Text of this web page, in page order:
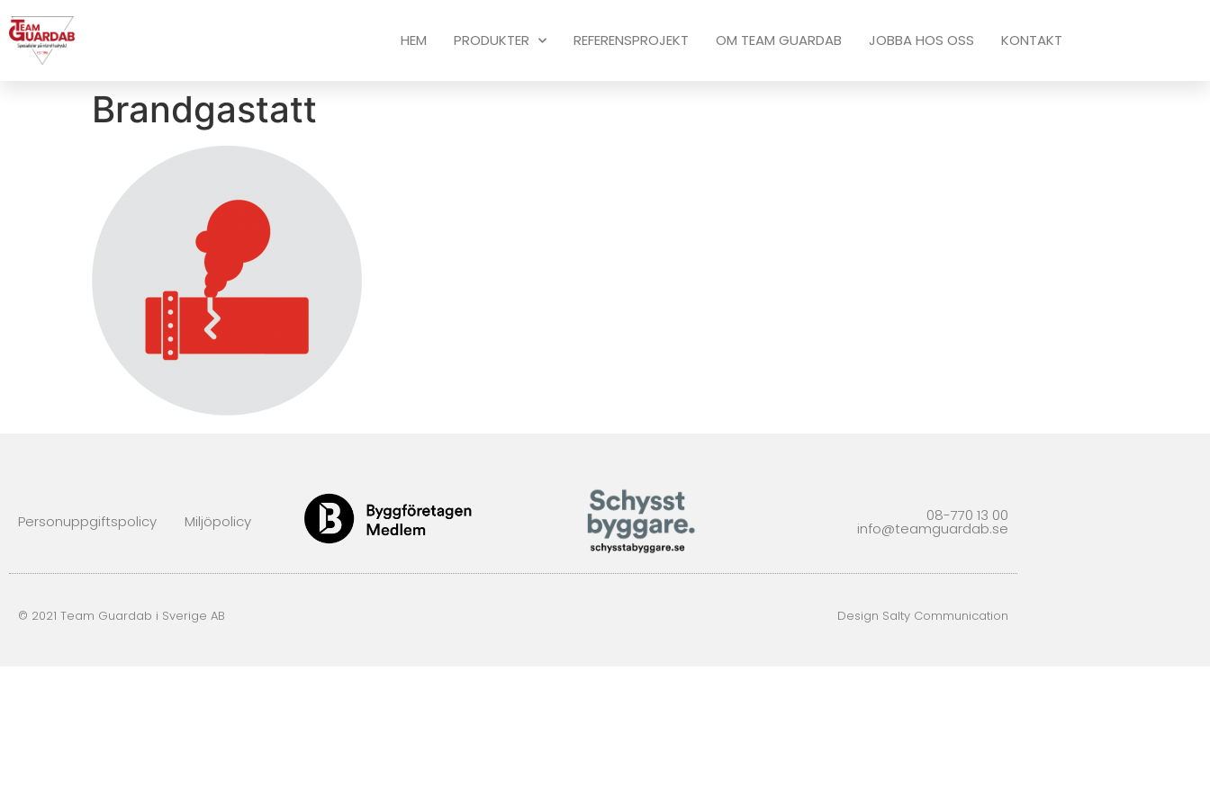
HEM PRODUKTER REFERENSPROJEKT OM TEAM GUARDAB JOBBA HOS OSS KONTAKT
Brandgastatt
Personuppgiftspolicy Miljöpolicy 08-770 13 00
info@teamguardab.se
© 2021 Team Guardab i Sverige AB Design Salty Communication